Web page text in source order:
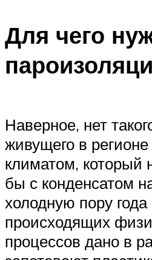
Для чего
Наверное, нет
живущего в
климатом, который
бы с конденсатом
холодную пору
происходящих
процессов дано в